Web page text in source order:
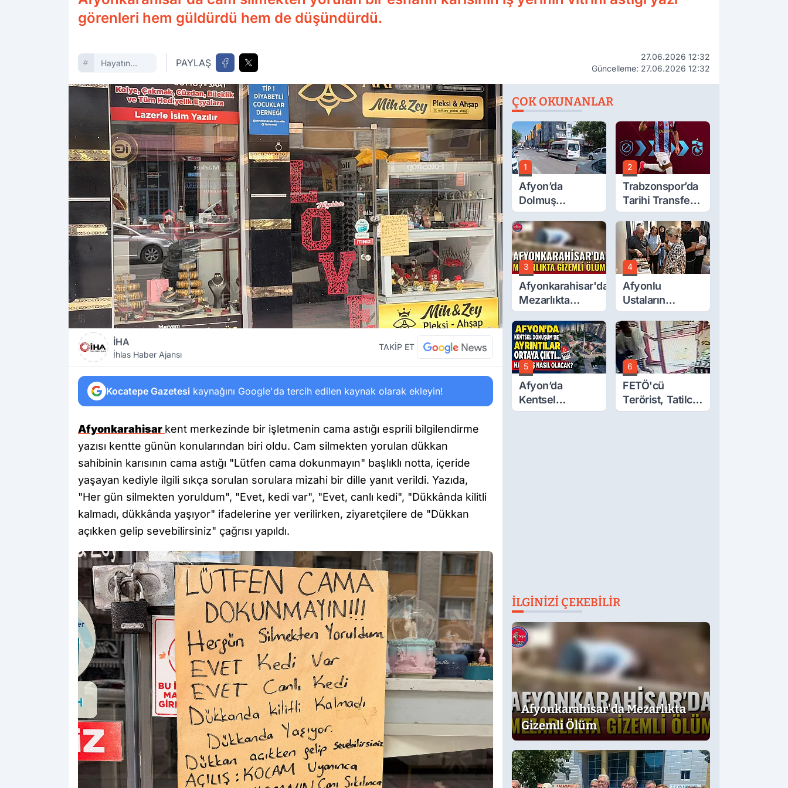
görenleri hem güldürdü hem de düşündürdü.
Hayatın
PAYLAŞ
27.06.2026 12:32
Güncelleme: 27.06.2026 12:32
İHA
İhlas Haber Ajansı
TAKİP ET
Kocatepe Gazetesi kaynağını Google'da tercih edilen kaynak olarak ekleyin!
Afyonkarahisar kent merkezinde bir işletmenin cama astığı esprili bilgilendirme
yazısı kentte günün konularından biri oldu. Cam silmekten yorulan dükkan
sahibinin karısının cama astığı "Lütfen cama dokunmayın" başlıklı notta, içeride
yaşayan kediyle ilgili sıkça sorulan sorulara mizahi bir dille yanıt verildi. Yazıda,
"Her gün silmekten yoruldum", "Evet, kedi var", "Evet, canlı kedi", "Dükkânda kilitli
kalmadı, dükkânda yaşıyor" ifadelerine yer verilirken, ziyaretçilere de "Dükkan
açıkken gelip sevebilirsiniz" çağrısı yapıldı.
ÇOK OKUNANLAR
1
Afyon’da
Dolmuş
Ücretlerine
Yüzde 40 Zam
Talebi
2
Trabzonspor’da
Tarihi Transfer!
Mohamed Salah
Geliyor
3
Afyonkarahisar'da
Mezarlıkta
Gizemli Ölüm
4
Afyonlu
Ustaların
Eserleri
Görücüye Çıktı
5
Afyon’da
Kentsel
Dönüşüm’de
6
FETÖ'cü
Terörist, Tatilci
Gibi Kaçmış
İLGINIZI ÇEKEBILIR
Afyonkarahisar'da Mezarlıkta
Gizemli Ölüm